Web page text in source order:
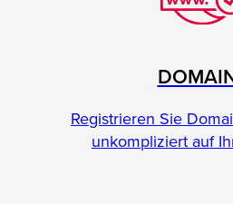
Registrieren Sie
unkompliziert auf